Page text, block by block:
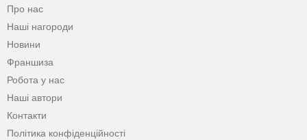
Про нас
Наші нагороди
Новини
Франшиза
Робота у нас
Наші автори
Контакти
Політика конфіденційності